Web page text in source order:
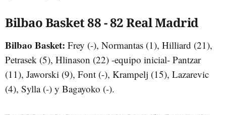
Bilbao Basket 88 - 82 Real Madrid
Bilbao Basket: Frey (-), Normantas (1), Hilliard (21),
Petrasek (5), Hlinason (22) -equipo inicial- Pantzar
(11), Jaworski (9), Font (-), Krampelj (15), Lazarevic
(4), Sylla (-) y Bagayoko (-).